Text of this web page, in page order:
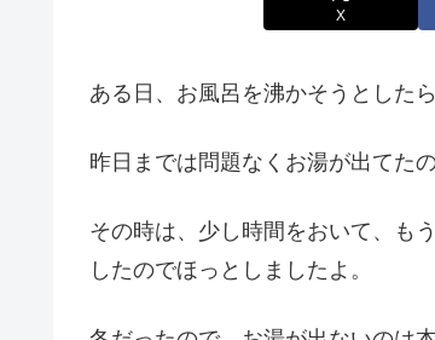
X
ある日、お風呂を沸かそうとした
昨日までは問題なくお湯が出てた
その時は、少し時間をおいて、も
したのでほっとしましたよ。